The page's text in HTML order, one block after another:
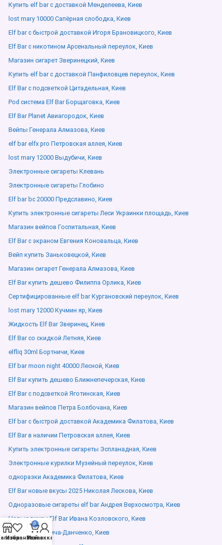
Купить elf bar с доставкой Менделеева, Киев
lost mary 10000 Сапёрная слободка, Киев
Elf bar с быстрой доставкой Игоря Брановицкого, Киев
Elf Bar с никотином Арсенальный переулок, Киев
Магазин сигарет Зверинецкий, Киев
Купить elf bar с доставкой Панфиловцев переулок, Киев
Elf Bar с подсветкой Цитадельная, Киев
Pod система Elf Bar Борщаговка, Киев
Elf Bar Planet Авиагородок, Киев
Вейпы Генерала Алмазова, Киев
elf bar elfx pro Петровская аллея, Киев
lost mary 12000 Выдубичи, Киев
Электронные сигареты Клевань
Электронные сигареты Глобино
Elf bar bc 20000 Предславино, Киев
Купить электронные сигареты Леси Украинки площадь, Киев
Магазин вейпов Госпитальная, Киев
Elf Bar с экраном Евгения Коновальца, Киев
Вейп купить Заньковецкой, Киев
Магазин сигарет Генерала Алмазова, Киев
Elf Bar купить дешево Филиппа Орлика, Киев
Сертифицированные elf bar Кургановский переулок, Киев
lost mary 12000 Кучмин яр, Киев
Жидкость Elf Bar Зверинец, Киев
Elf Bar со скидкой Летняя, Киев
elfliq 30ml Бортничи, Киев
Elf bar moon night 40000 Лесной, Киев
Elf Bar купить дешево Ближнепечерская, Киев
Elf Bar с подсветкой Яготинская, Киев
Магазин вейпов Петра Болбочана, Киев
Elf bar с быстрой доставкой Академика Филатова, Киев
Elf Bar в наличии Петровская аллея, Киев
Купить электронные сигареты Эспланадная, Киев
Электронные курилки Музейный переулок, Киев
одноразки Академика Филатова, Киев
Elf Bar новые вкусы 2025 Николая Лескова, Киев
Одноразовые сигареты elf bar Андрея Верхосмотра, Киев
Новые вкусы Elf Bar Ивана Козловского, Киев
elfliq Немировича-Данченко, Киев
Избранное
0
Заказ
Мой аккаунт